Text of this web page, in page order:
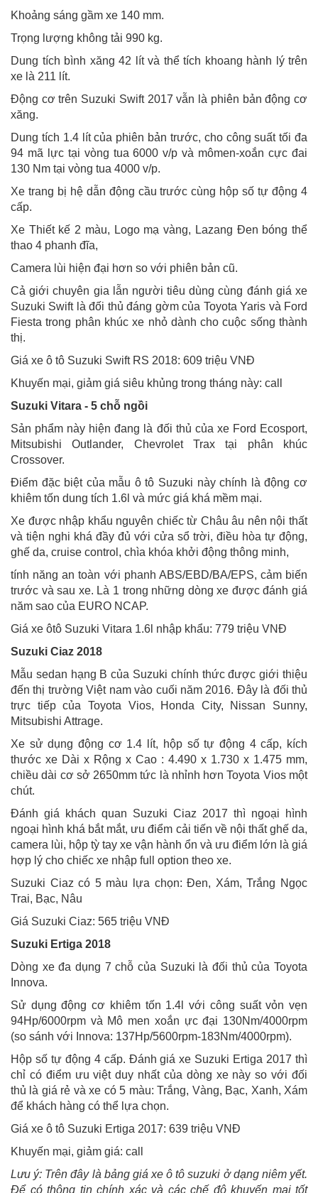
Khoảng sáng gầm xe 140 mm.
Trọng lượng không tải 990 kg.
Dung tích bình xăng 42 lít và thể tích khoang hành lý trên
xe là 211 lít.
Động cơ trên Suzuki Swift 2017 vẫn là phiên bản động cơ
xăng.
Dung tích 1.4 lít của phiên bản trước, cho công suất tối đa
94 mã lực tại vòng tua 6000 v/p và mômen-xoắn cực đai
130 Nm tại vòng tua 4000 v/p.
Xe trang bị hệ dẫn động cầu trước cùng hộp số tự động 4
cấp.
Xe Thiết kế 2 màu, Logo mạ vàng, Lazang Đen bóng thể
thao 4 phanh đĩa,
Camera lùi hiện đại hơn so với phiên bản cũ.
Cả giới chuyên gia lẫn người tiêu dùng cùng đánh giá xe
Suzuki Swift là đối thủ đáng gờm của Toyota Yaris và Ford
Fiesta trong phân khúc xe nhỏ dành cho cuộc sống thành
thị.
Giá xe ô tô Suzuki Swift RS 2018: 609 triệu VNĐ
Khuyến mại, giảm giá siêu khủng trong tháng này: call
Suzuki Vitara - 5 chỗ ngồi
Sản phẩm này hiện đang là đối thủ của xe Ford Ecosport,
Mitsubishi Outlander, Chevrolet Trax tại phân khúc
Crossover.
Điểm đặc biệt của mẫu ô tô Suzuki này chính là động cơ
khiêm tốn dung tích 1.6l và mức giá khá mềm mại.
Xe được nhập khẩu nguyên chiếc từ Châu âu nên nội thất
và tiện nghi khá đầy đủ với cửa sổ trời, điều hòa tự động,
ghế da, cruise control, chìa khóa khởi động thông minh,
tính năng an toàn với phanh ABS/EBD/BA/EPS, cảm biến
trước và sau xe. Là 1 trong những dòng xe được đánh giá
năm sao của EURO NCAP.
Giá xe ôtô Suzuki Vitara 1.6l nhập khẩu: 779 triệu VNĐ
Suzuki Ciaz 2018
Mẫu sedan hạng B của Suzuki chính thức được giới thiệu
đến thị trường Việt nam vào cuối năm 2016. Đây là đối thủ
trực tiếp của Toyota Vios, Honda City, Nissan Sunny,
Mitsubishi Attrage.
Xe sử dụng động cơ 1.4 lít, hộp số tự động 4 cấp, kích
thước xe Dài x Rộng x Cao : 4.490 x 1.730 x 1.475 mm,
chiều dài cơ sở 2650mm tức là nhỉnh hơn Toyota Vios một
chút.
Đánh giá khách quan Suzuki Ciaz 2017 thì ngoại hình
ngoại hình khá bắt mắt, ưu điểm cải tiến về nội thất ghế da,
camera lùi, hộp tỳ tay xe vận hành ổn và ưu điểm lớn là giá
hợp lý cho chiếc xe nhập full option theo xe.
Suzuki Ciaz có 5 màu lựa chọn: Đen, Xám, Trắng Ngọc
Trai, Bạc, Nâu
Giá Suzuki Ciaz: 565 triệu VNĐ
Suzuki Ertiga 2018
Dòng xe đa dụng 7 chỗ của Suzuki là đối thủ của Toyota
Innova.
Sử dụng động cơ khiêm tốn 1.4l với công suất vỏn vẹn
94Hp/6000rpm và Mô men xoắn ực đại 130Nm/4000rpm
(so sánh với Innova: 137Hp/5600rpm-183Nm/4000rpm).
Hộp số tự động 4 cấp. Đánh giá xe Suzuki Ertiga 2017 thì
chỉ có điểm ưu việt duy nhất của dòng xe này so với đối
thủ là giá rẻ và xe có 5 màu: Trắng, Vàng, Bạc, Xanh, Xám
để khách hàng có thể lựa chọn.
Giá xe ô tô Suzuki Ertiga 2017: 639 triệu VNĐ
Khuyến mại, giảm giá: call
Lưu ý: Trên đây là bảng giá xe ô tô suzuki ở dạng niêm yết.
Để có thông tin chính xác và các chế độ khuyến mại tốt